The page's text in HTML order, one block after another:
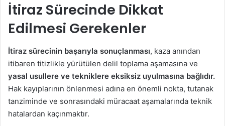
İtiraz Sürecinde Dikkat
Edilmesi Gerekenler
İtiraz sürecinin başarıyla sonuçlanması, kaza anından
itibaren titizlikle yürütülen delil toplama aşamasına ve
yasal usullere ve tekniklere eksiksiz uyulmasına bağlıdır.
Hak kayıplarının önlenmesi adına en önemli nokta, tutanak
tanziminde ve sonrasındaki müracaat aşamalarında teknik
hatalardan kaçınmaktır.